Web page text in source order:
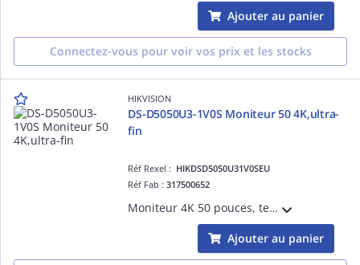
Ajouter au panier
Connectez-vous pour voir vos prix et les stocks
HIKVISION
DS-D5050U3-1V0S Moniteur 50 4K,ultra-
fin
Réf Rexel : HIKDSD5050U31V0SEU
Réf Fab :317500652
Moniteur 4K 50 pouces, technologie VA, angle de vue large 178°, design ultra-fin avec bordures fines sur 3 côtés, 3D DNR, entrées multiples HDMI/USB.
Ajouter au panier